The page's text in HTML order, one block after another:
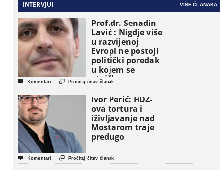
INTERVJUI VIŠE ČLANAKA
Prof.dr. Senadin
Lavić : Nigdje više
u razvijenoj
Evropi ne postoji
politički poredak
u kojem se
etničke grupe
pojavljuju kao
osnovne
političke jedinice
 Komentari  Pročitaj čitav članak
Ivor Perić: HDZ-
ova tortura i
iživljavanje nad
Mostarom traje
predugo
 Komentari  Pročitaj čitav članak